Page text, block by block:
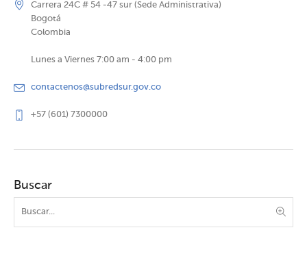
Carrera 24C # 54 -47 sur (Sede Administrativa)
Bogotá
Colombia
Lunes a Viernes 7:00 am - 4:00 pm
contactenos@subredsur.gov.co
+57 (601) 7300000
Buscar